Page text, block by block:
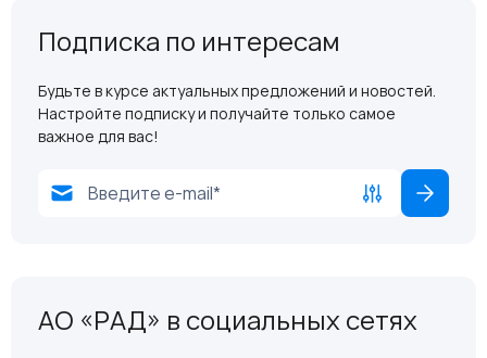
Подписка по интересам
Будьте в курсе актуальных предложений и новостей.
Настройте подписку и получайте только самое
важное для вас!
АО «РАД» в социальных сетях